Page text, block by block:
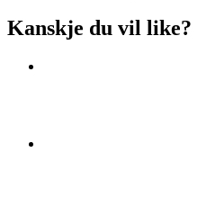
Kanskje du vil like?